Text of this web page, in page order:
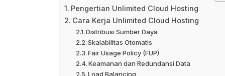
Pengertian Unlimited Cloud Hosting
Cara Kerja Unlimited Cloud Hosting
Distribusi Sumber Daya
Skalabilitas Otomatis
Fair Usage Policy (FUP)
Keamanan dan Redundansi Data
Load Balancing